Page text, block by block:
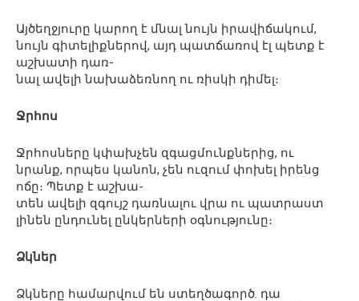
Այծեղջյուրը կարող է մնալ նույն իրավիճակում,
նույն գիտելիքներով, այդ պատճառով էլ պետք է
աշխատի դառ-
նալ ավելի նախաձեռնող ու ռիսկի դիմել։
Ջրհոս
Ջրհոսները կփախչեն զգացմունքներից, ու
նրանք, որպես կանոն, չեն ուզում փոխել իրենց
ոճը։ Պետք է աշխա-
տեն ավելի զգույշ դառնալու վրա ու պատրաստ
լինեն ընդունել ընկերների օգնությունը։
Ձկներ
Ձկները համարվում են ստեղծագործ. դա